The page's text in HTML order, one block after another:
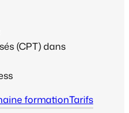
(CPT) dans
formationTarifs